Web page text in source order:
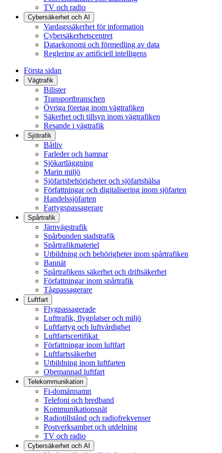
TV och radio
Cybersäkerhet och AI
Vardagssäkerhet för information
Cybersäkerhetscentret
Dataekonomi och förmedling av data
Reglering av artificiell intelligens
Första sidan
Vägtrafik
Bilister
Transportbranschen
Övriga företag inom vägtrafiken
Säkerhet och tillsyn inom vägtrafiken
Resande i vägtrafik
Sjötrafik
Båtliv
Farleder och hamnar
Sjökartläggning
Marin miljö
Sjöfartsbehörigheter och sjöfartshälsa
Författningar och digitalisering inom sjöfarten
Handelssjöfarten
Fartygspassagerare
Spårtrafik
Järnvägstrafik
Spårbunden stadstrafik
Spårtrafikmateriel
Utbildning och behörigheter inom spårtrafiken
Bannät
Spårtrafikens säkerhet och driftsäkerhet
Författningar inom spårtrafik
Tågpassagerare
Luftfart
Flygpassagerade
Lufttrafik, flygplatser och miljö
Luftfartyg och luftvärdighet
Luftfartscertifikat
Författningar inom luftfart
Luftfartssäkerhet
Utbildning inom luftfarten
Obemannad luftfart
Telekommunikation
Fi-domännamn
Telefoni och bredband
Kommunikationsnät
Radiotillstånd och radiofrekvenser
Postverksamhet och utdelning
TV och radio
Cybersäkerhet och AI